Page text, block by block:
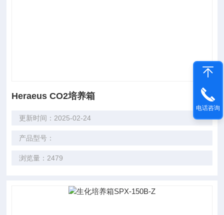
Heraeus CO2培养箱
更新时间：2025-02-24
产品型号：
浏览量：2479
电话咨询